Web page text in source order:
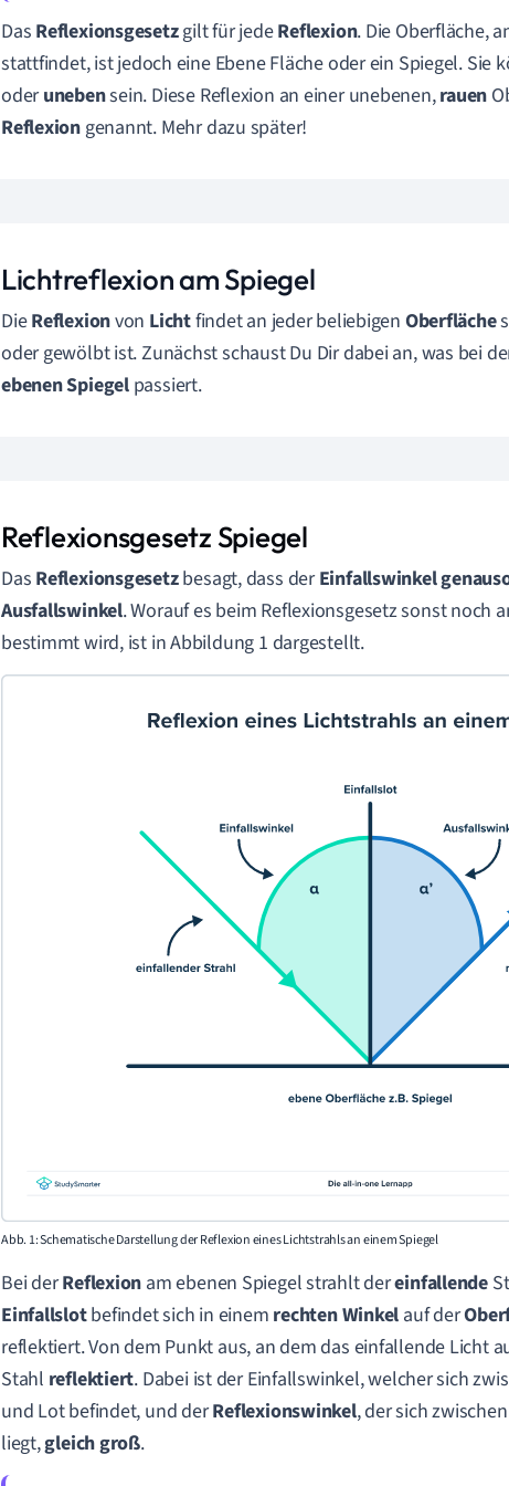
Das Reflexionsgesetzgilt für jedeReflexion. Die Oberfläche,
stattfindet, ist jedoch eine Ebene Fläche oder ein Spiegel. Sie
oderunebensein. Diese Reflexion an einer unebenen,rauen
Reflexiongenannt. Mehr dazu später!
Lichtreflexion am Spiegel
DieReflexionvon Lichtfindet an jeder beliebigen Oberfläche
oder gewölbt ist. Zunächst schaust Du Dir dabei an,was bei
ebenenSpiegelpassiert.
Reflexionsgesetz Spiegel
Das Reflexionsgesetzbesagt, dass derEinfallswinkel
Ausfallswinkel. Worauf es beim Reflexionsgesetz sonst noch
bestimmt wird, ist in Abbildung 1 dargestellt.
Abb. 1: Schematische Darstellung der Reflexion eines Lichtstrahls an einem Spiegel
Bei derReflexion am ebenen Spiegel strahlt dereinfallende
Einfallslotbefindet sich in einem rechtenWinkel auf der
reflektiert. Von dem Punkt aus, an dem das einfallende Licht
Stahl reflektiert. Dabei ist derEinfallswinkel, welcher sich
und Lot befindet, und derReflexionswinkel, der sich
liegt,gleich groß.